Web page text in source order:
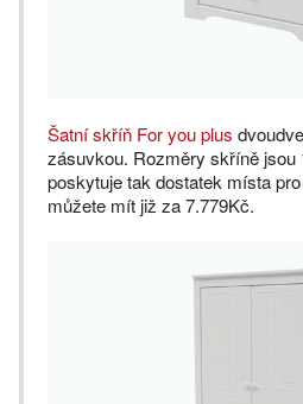
Šatní skříň For you plus
zásuvkou. Rozměry skříně jsou
poskytuje tak dostatek místa
můžete mít již za 7.779Kč.